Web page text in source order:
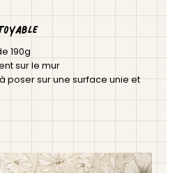
190g
sur le mur
poser sur une surface unie et